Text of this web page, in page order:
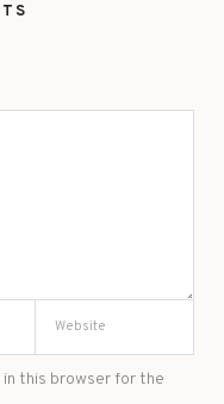
in this browser for the